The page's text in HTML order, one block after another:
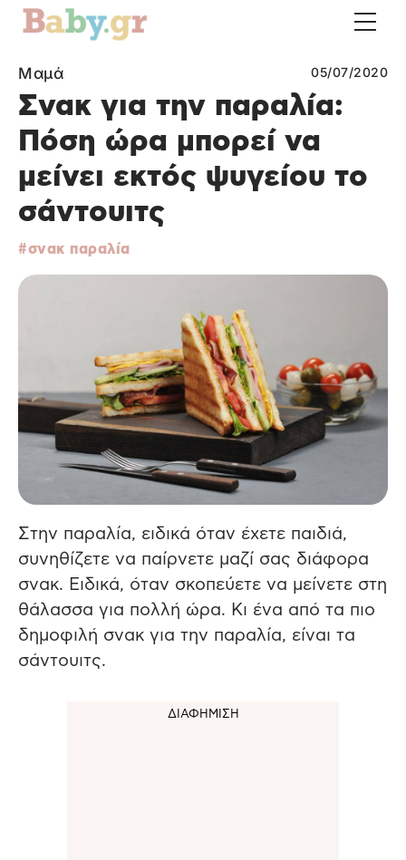
Μαμά 05/07/2020
Σνακ για την παραλία:
Πόση ώρα μπορεί να
μείνει εκτός ψυγείου το
σάντουιτς
σνακ παραλία
Στην παραλία, ειδικά όταν έχετε παιδιά,
συνηθίζετε να παίρνετε μαζί σας διάφορα
σνακ. Ειδικά, όταν σκοπεύετε να μείνετε στη
θάλασσα για πολλή ώρα. Κι ένα από τα πιο
δημοφιλή σνακ για την παραλία, είναι τα
σάντουιτς.